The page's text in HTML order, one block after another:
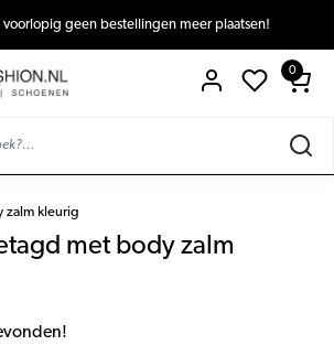
voorlopig geen bestellingen meer plaatsen!
0
zalm kleurig
met body zalm